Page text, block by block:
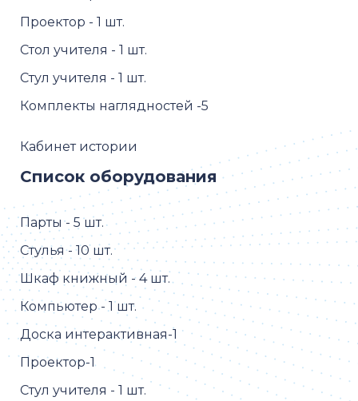
Проектор - 1 шт.
Стол учителя - 1 шт.
Стул учителя - 1 шт.
Комплекты наглядностей -5
Кабинет истории
Список оборудования
Парты - 5 шт.
Стулья - 10 шт.
Шкаф книжный - 4 шт.
Компьютер - 1 шт.
Доска интерактивная-1
Проектор-1
Стул учителя - 1 шт.